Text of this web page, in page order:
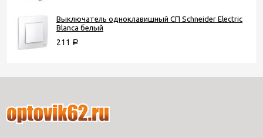
Выключатель одноклавишный СП Schneider Electric
Blanca белый
211 Р